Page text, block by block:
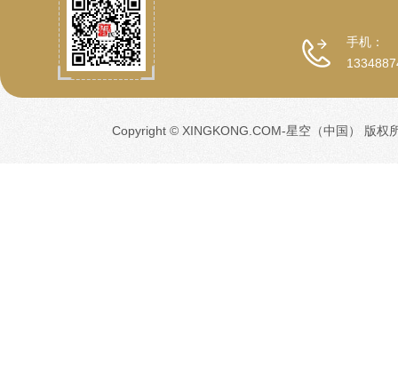
手机：
Copyright © XINGKONG.COM-星空（中国） 版权